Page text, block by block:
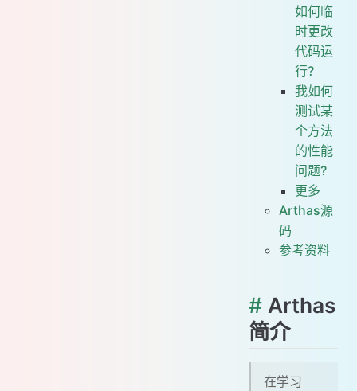
如何临
时更改
代码运
行?
我如何
测试某
个方法
的性能
问题?
更多
Arthas源
码
参考资料
# Arthas
简介
在学习